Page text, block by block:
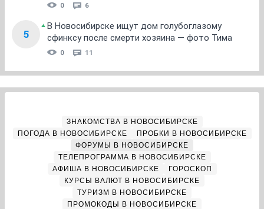
0 6
5
В Новосибирске ищут дом голубоглазому
сфинксу после смерти хозяина — фото Тима
0 11
ЗНАКОМСТВА В НОВОСИБИРСКЕ
ПОГОДА В НОВОСИБИРСКЕ
ПРОБКИ В НОВОСИБИРСКЕ
ФОРУМЫ В НОВОСИБИРСКЕ
ТЕЛЕПРОГРАММА В НОВОСИБИРСКЕ
АФИША В НОВОСИБИРСКЕ
ГОРОСКОП
КУРСЫ ВАЛЮТ В НОВОСИБИРСКЕ
ТУРИЗМ В НОВОСИБИРСКЕ
ПРОМОКОДЫ В НОВОСИБИРСКЕ